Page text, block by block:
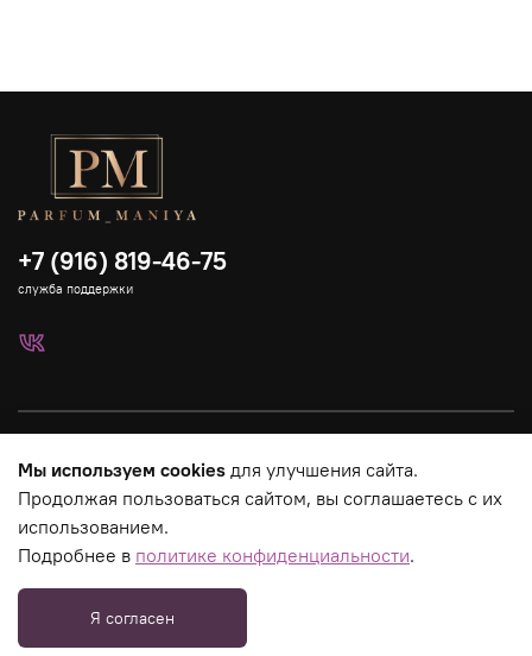
Страницы магазина
Юридическая информация
+7 (916) 819-46-75
служба поддержки
Мы используем cookies для улучшения сайта.
Продолжая пользоваться сайтом, вы соглашаетесь с их
использованием.
Подробнее в политике конфиденциальности.
Я согласен